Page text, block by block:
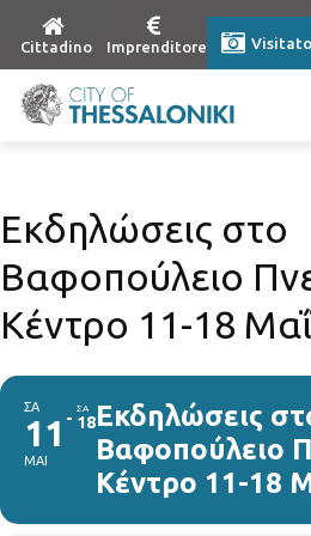
Cittadino Imprenditore
Εκδηλώσεις στο
Βαφοπούλειο
Κέντρο 11-18
ΣΑ
11
ΜΑΙ
ΣΑ
18Εκδηλώσεις
Βαφοπούλειο
Κέντρο 11-18